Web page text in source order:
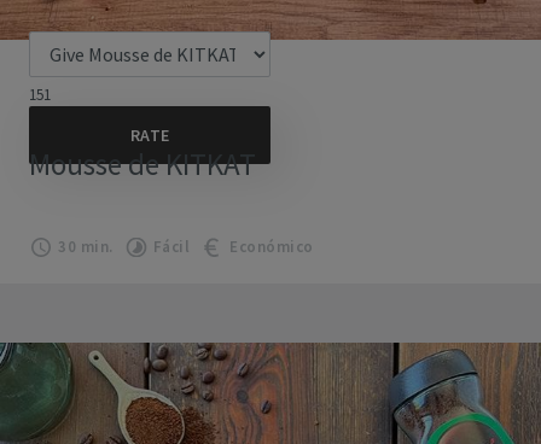
151
Mousse de KITKAT
30 min. Fácil Económico